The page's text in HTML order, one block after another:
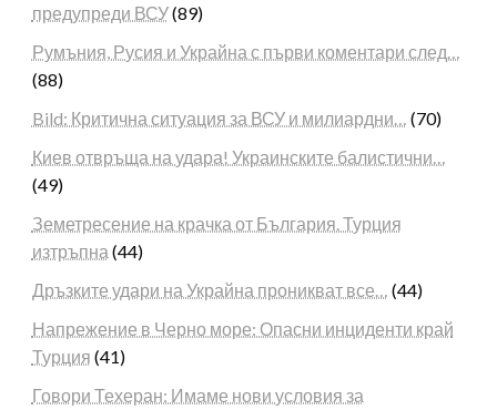
предупреди ВСУ(89)
Румъния, Русия и Украйна с първи коментари след…
(88)
Bild: Критична ситуация за ВСУ и милиардни… (70)
Киев отвръща на удара! Украинските балистични…
(49)
Земетресение на крачка от България. Турция
изтръпна (44)
Дръзките удари на Украйна проникват все… (44)
Напрежение в Черно море: Опасни инциденти край
Турция (41)
Говори Техеран: Имаме нови условия за